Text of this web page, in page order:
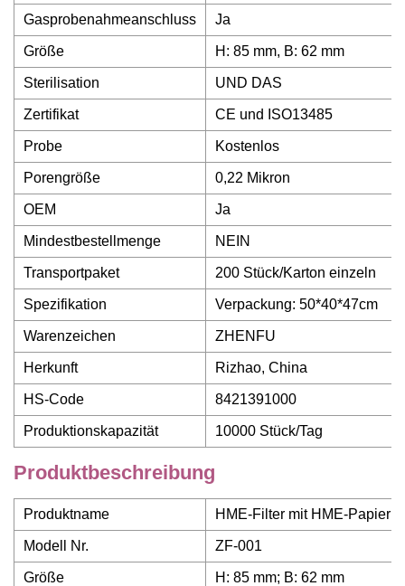
Gasprobenahmeanschluss Ja
Größe H: 85 mm, B: 62 mm
Sterilisation UND DAS
Zertifikat CE und ISO13485
Probe Kostenlos
Porengröße 0,22 Mikron
OEM Ja
Mindestbestellmenge NEIN
Transportpaket 200 Stück/Karton einzeln
Spezifikation Verpackung: 50*40*47cm
Warenzeichen ZHENFU
Herkunft Rizhao, China
HS-Code 8421391000
Produktionskapazität 10000 Stück/Tag
Produktbeschreibung
Produktname HME-Filter mit HME-Papier
Modell Nr. ZF-001
Größe H: 85 mm; B: 62 mm